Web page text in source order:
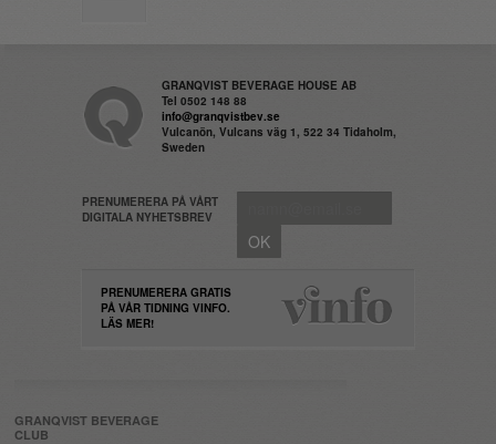
GRANQVIST BEVERAGE HOUSE AB
Tel 0502 148 88
info@granqvistbev.se
Vulcanön, Vulcans väg 1, 522 34 Tidaholm,
Sweden
PRENUMERERA PÅ VÅRT
DIGITALA NYHETSBREV
PRENUMERERA GRATIS
PÅ VÅR TIDNING VINFO.
LÄS MER!
GRANQVIST BEVERAGE
CLUB